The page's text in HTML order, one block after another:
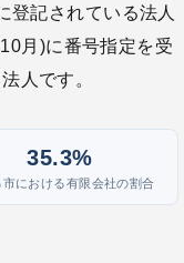
登記されている法人
月)に番号指定を受
人です。
35.3%
市における有限会社の割合